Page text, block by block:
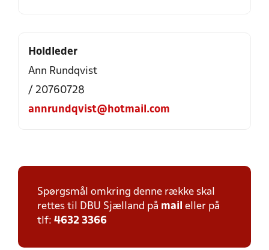
Holdleder
Ann Rundqvist
/ 20760728
annrundqvist@hotmail.com
Spørgsmål omkring denne række skal
rettes til DBU Sjælland på mail eller på
tlf: 4632 3366